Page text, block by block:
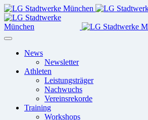
News
Newsletter
Athleten
Leistungsträger
Nachwuchs
Vereinsrekorde
Training
Workshops